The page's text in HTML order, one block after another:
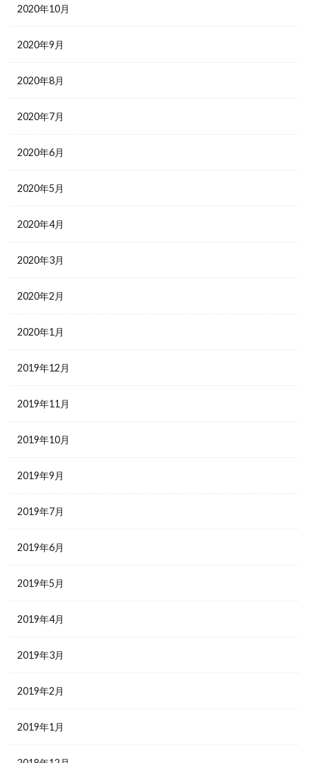
2020年10月
2020年9月
2020年8月
2020年7月
2020年6月
2020年5月
2020年4月
2020年3月
2020年2月
2020年1月
2019年12月
2019年11月
2019年10月
2019年9月
2019年7月
2019年6月
2019年5月
2019年4月
2019年3月
2019年2月
2019年1月